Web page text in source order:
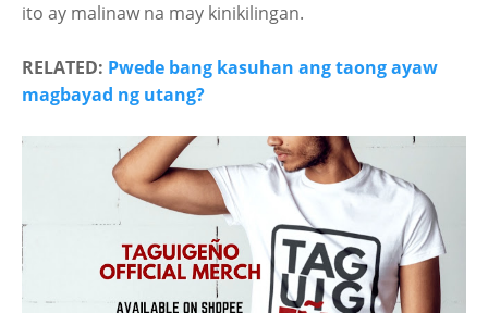
ito ay malinaw na may kinikilingan.
RELATED: Pwede bang kasuhan ang taong ayaw
magbayad ng utang?